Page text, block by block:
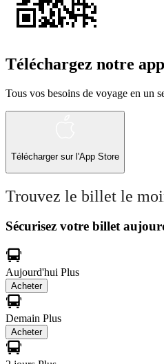
Téléchargez notre
Tous vos besoins de voyage en un
Télécharger sur l'App Store
Trouvez le billet le
Sécurisez votre billet
Aujourd'hui Plus
Acheter
Demain Plus
Acheter